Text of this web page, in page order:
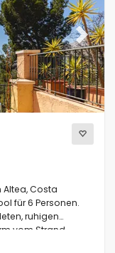
Next
Costa
für 6 Personen.
ruhigen
vom Strand